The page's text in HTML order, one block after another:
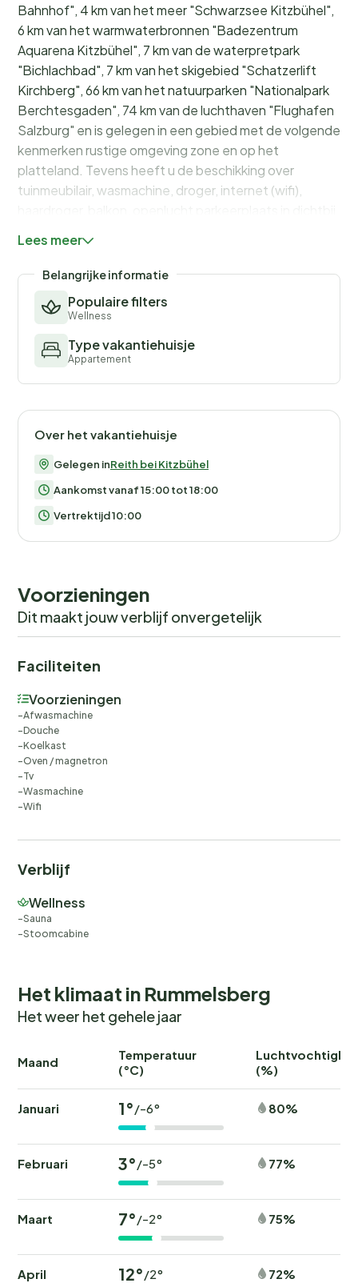
Bahnhof", 4 km van het meer "Schwarzsee Kitzbühel",
6 km van het warmwaterbronnen "Badezentrum
Aquarena Kitzbühel", 7 km van de waterpretpark
"Bichlachbad", 7 km van het skigebied "Schatzerlift
Kirchberg", 66 km van het natuurparken "Nationalpark
Berchtesgaden", 74 km van de luchthaven "Flughafen
Salzburg" en is gelegen in een gebied met de volgende
kenmerken rustige omgeving zone en op het
platteland. Tevens heeft u de beschikking over
tuinmeubilair, wasmachine, droger, internet (wifi),
met koelkast, oven, vaatwasmachine, servies/bestek,
keukengerei, koffiezetapparaat, broodrooster en
Lees meer
Belangrijke informatie
Populaire filters
Wellness
Type vakantiehuisje
Appartement
Over het vakantiehuisje
Gelegen inReith bei Kitzbühel
Aankomst vanaf 15:00 tot 18:00
Vertrektijd 10:00
Voorzieningen
Dit maakt jouw verblijf onvergetelijk
Faciliteiten
Voorzieningen
Afwasmachine
Douche
Koelkast
Oven / magnetron
Tv
Wasmachine
Wifi
Verblijf
Wellness
Sauna
Stoomcabine
Het klimaat in Rummelsberg
Het weer het gehele jaar
Maand
Temperatuur
(°C)
(%)
Januari 1°/-6° 80%
Februari 3°/-5° 77%
Maart 7°/-2° 75%
April 12°/2° 72%